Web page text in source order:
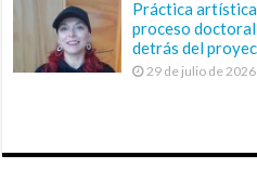
Práctica
proceso
detrás del
29 de julio de 2026